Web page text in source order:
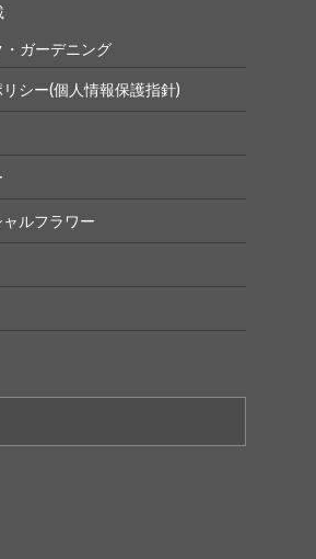
・ガーデニング
シー(個人情報保護指針)
ルフラワー